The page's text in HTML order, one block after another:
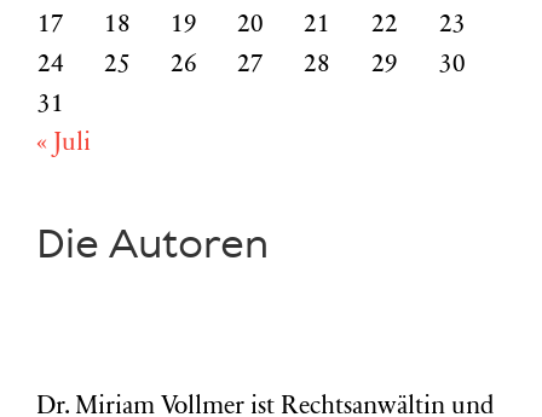
17
18 19 20 21 22
23
24
25 26 27 28 29
30
31
« Juli
Die Autoren
Dr. Miriam Vollmer ist Rechtsanwältin und